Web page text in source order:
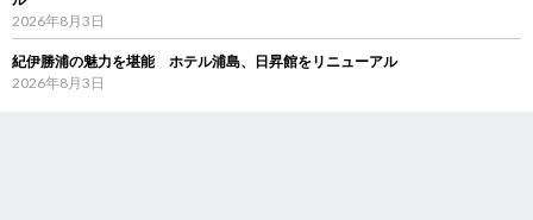
2026年8月3日
紀伊勝浦の魅力を堪能 ホテル浦島、日昇館をリニューアル
2026年8月3日